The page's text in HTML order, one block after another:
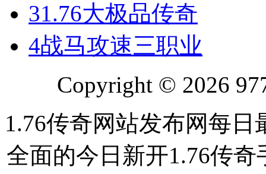
31.76大极品传奇
4战马攻速三职业
Copyright © 2026
1.76传奇网站发布网每日
全面的今日新开1.76传